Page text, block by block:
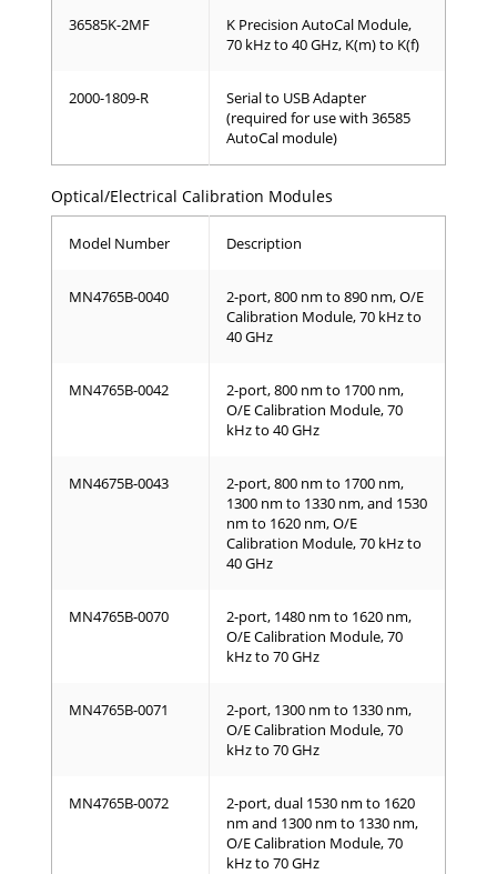
36585K-2MF
K Precision AutoCal Module,
70 kHz to 40 GHz, K(m) to K(f)
2000-1809-R
Serial to USB Adapter
(required for use with 36585
AutoCal module)
Optical/Electrical Calibration Modules
Model Number Description
MN4765B-0040
2-port, 800 nm to 890 nm, O/E
Calibration Module, 70 kHz to
40 GHz
MN4765B-0042
2-port, 800 nm to 1700 nm,
O/E Calibration Module, 70
kHz to 40 GHz
MN4675B-0043
2-port, 800 nm to 1700 nm,
1300 nm to 1330 nm, and 1530
nm to 1620 nm, O/E
Calibration Module, 70 kHz to
40 GHz
MN4765B-0070
2-port, 1480 nm to 1620 nm,
O/E Calibration Module, 70
kHz to 70 GHz
MN4765B-0071
2-port, 1300 nm to 1330 nm,
O/E Calibration Module, 70
kHz to 70 GHz
MN4765B-0072
2-port, dual 1530 nm to 1620
nm and 1300 nm to 1330 nm,
O/E Calibration Module, 70
kHz to 70 GHz